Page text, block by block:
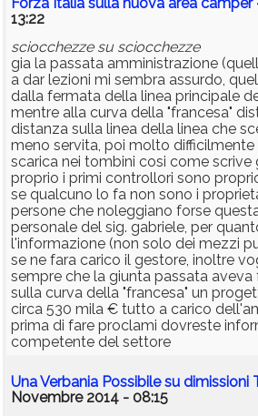
Forza Italia sulla nuova area camper
13:22
sciocchezze su sciocchezze
gia la passata amministrazione
a dar lezioni mi sembra assurdo,
dalla fermata della linea principale
mentre alla curva della "francesa"
distanza sulla linea della linea che
meno servita, poi molto
scarica nei tombini cosi come scrive
proprio i primi controllori sono
se qualcuno lo fa non sono i
persone che noleggiano forse
personale del sig. gabriele, per
l'informazione (non solo dei mezzi
se ne fara carico il gestore, inoltre
sempre che la giunta passata
sulla curva della "francesa" un
circa 530 mila € tutto a carico
prima di fare proclami dovreste
competente del settore
Una Verbania Possibile su dimissioni
Novembre 2014 - 08:15